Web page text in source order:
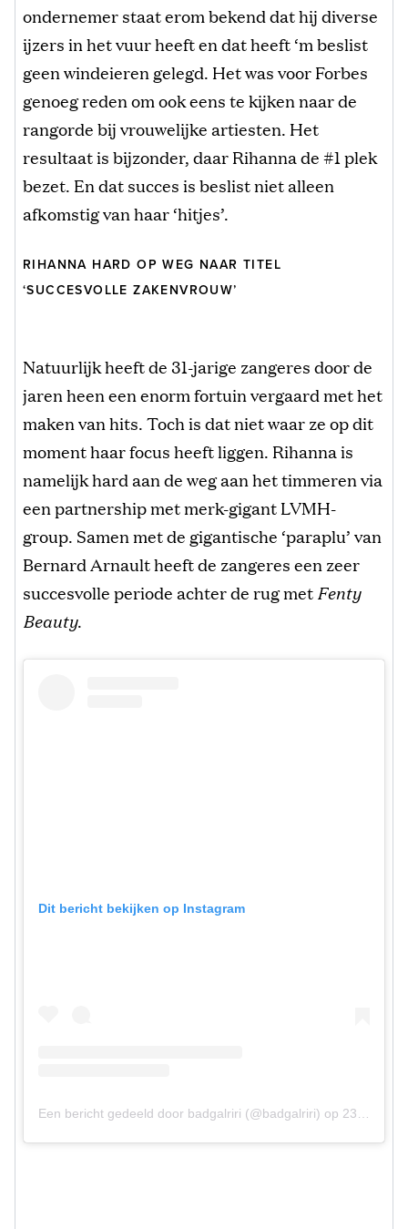
ondernemer staat erom bekend dat hij diverse
ijzers in het vuur heeft en dat heeft ‘m beslist
geen windeieren gelegd. Het was voor Forbes
genoeg reden om ook eens te kijken naar de
rangorde bij vrouwelijke artiesten. Het
resultaat is bijzonder, daar Rihanna de #1 plek
bezet. En dat succes is beslist niet alleen
afkomstig van haar ‘hitjes’.
RIHANNA HARD OP WEG NAAR TITEL
‘SUCCESVOLLE ZAKENVROUW’
Natuurlijk heeft de 31-jarige zangeres door de
jaren heen een enorm fortuin vergaard met het
maken van hits. Toch is dat niet waar ze op dit
moment haar focus heeft liggen. Rihanna is
namelijk hard aan de weg aan het timmeren via
een partnership met merk-gigant LVMH-
group. Samen met de gigantische ‘paraplu’ van
Bernard Arnault heeft de zangeres een zeer
succesvolle periode achter de rug met Fenty
Beauty.
Dit bericht bekijken op Instagram
Een bericht gedeeld door badgalriri (@badgalriri) op 23 Sep 2017 om 8:49 (PDT)